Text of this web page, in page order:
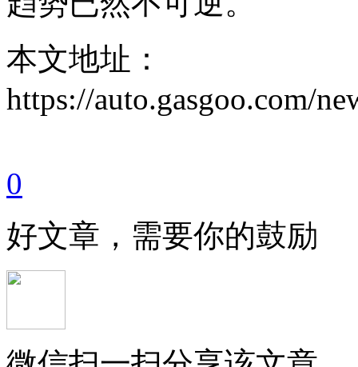
本文地址：
https://auto.gasgoo.com/
0
好文章，需要你的鼓励